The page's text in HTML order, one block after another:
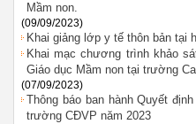
Mầm non.
(09/09/2023)
Khai giảng lớp y tế thôn bản tại
Khai mạc chương trình khảo
Giáo dục Mầm non tại trường
(07/09/2023)
Thông báo ban hành Quyết
trường CĐVP năm 2023